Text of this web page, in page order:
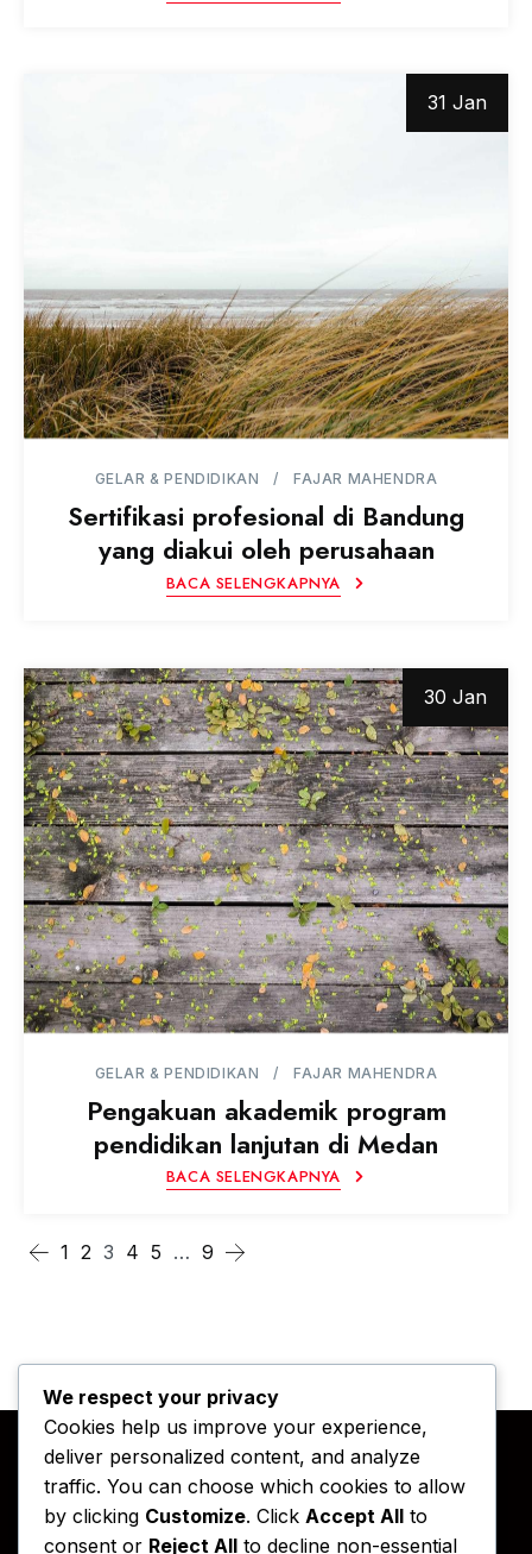
31 Jan
GELAR & PENDIDIKAN FAJAR MAHENDRA
Sertifikasi profesional di Bandung
yang diakui oleh perusahaan
BACA SELENGKAPNYA
30 Jan
GELAR & PENDIDIKAN FAJAR MAHENDRA
Pengakuan akademik program
pendidikan lanjutan di Medan
BACA SELENGKAPNYA
1 2 3 4 5 … 9
We respect your privacy
Cookies help us improve your experience,
deliver personalized content, and analyze
traffic. You can choose which cookies to allow
by clicking Customize. Click Accept All to
consent or Reject All to decline non-essential